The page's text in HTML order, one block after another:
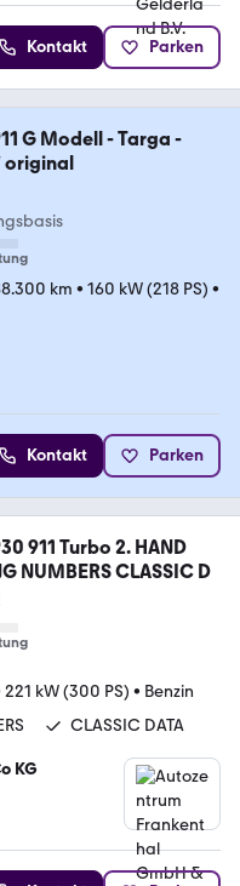
Kontakt Parken
G Modell - Targa -
original
km • 160 kW (218 PS) •
Kontakt Parken
911 Turbo 2. HAND
NUMBERS CLASSIC D
221 kW (300 PS) • Benzin
CLASSIC DATA
KG